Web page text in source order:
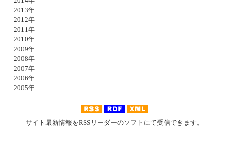
2013年
2012年
2011年
2010年
2009年
2008年
2007年
2006年
2005年
サイト最新情報をRSSリーダーのソフトにて受信できます。